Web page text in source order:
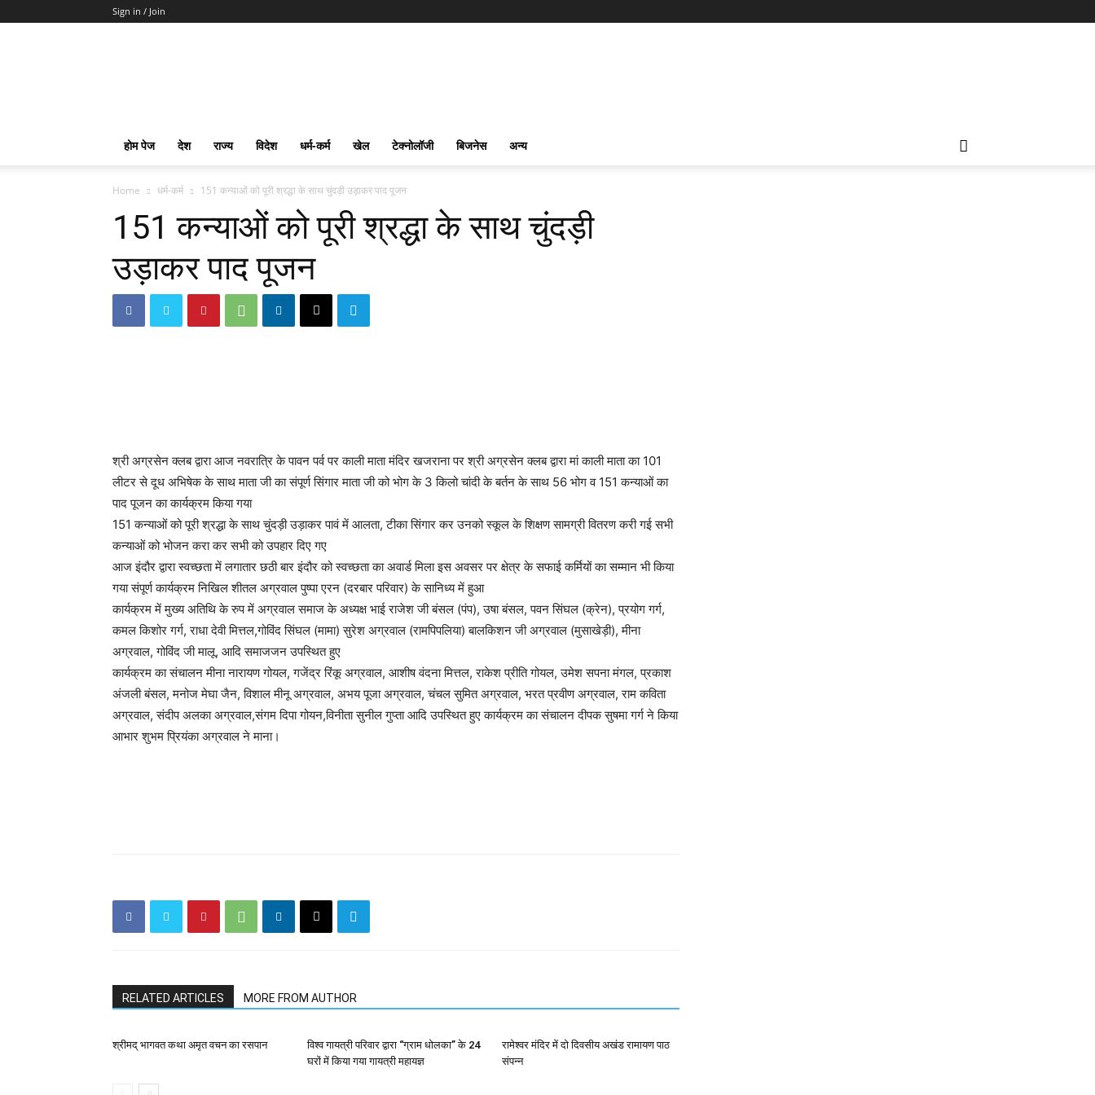
Sign in / Join
Toto
Slot
होम पेज देश राज्य विदेश धर्म-कर्म खेल टेक्नोलॉजी बिजनेस अन्य
Home धर्म-कर्म 151 कन्याओं को पूरी श्रद्धा के साथ चुंदड़ी उड़ाकर पाद पूजन
151 कन्याओं को पूरी श्रद्धा के साथ चुंदड़ी
उड़ाकर पाद पूजन
श्री अग्रसेन क्लब द्वारा आज नवरात्रि के पावन पर्व पर काली माता मंदिर खजराना पर श्री अग्रसेन क्लब द्वारा मां काली माता का 101
लीटर से दूध अभिषेक के साथ माता जी का संपूर्ण सिंगार माता जी को भोग के 3 किलो चांदी के बर्तन के साथ 56 भोग व 151 कन्याओं का
पाद पूजन का कार्यक्रम किया गया
151 कन्याओं को पूरी श्रद्धा के साथ चुंदड़ी उड़ाकर पावं में आलता, टीका सिंगार कर उनको स्कूल के शिक्षण सामग्री वितरण करी गई सभी
कन्याओं को भोजन करा कर सभी को उपहार दिए गए
आज इंदौर द्वारा स्वच्छता में लगातार छठी बार इंदौर को स्वच्छता का अवार्ड मिला इस अवसर पर क्षेत्र के सफाई कर्मियों का सम्मान भी किया
गया संपूर्ण कार्यक्रम निखिल शीतल अग्रवाल पुष्पा एरन (दरबार परिवार) के सानिध्य में हुआ
कार्यक्रम में मुख्य अतिथि के रुप में अग्रवाल समाज के अध्यक्ष भाई राजेश जी बंसल (पंप), उषा बंसल, पवन सिंघल (क्रेन), प्रयोग गर्ग,
कमल किशोर गर्ग, राधा देवी मित्तल,गोविंद सिंघल (मामा) सुरेश अग्रवाल (रामपिपलिया) बालकिशन जी अग्रवाल (मुसाखेड़ी), मीना
अग्रवाल, गोविंद जी मालू, आदि समाजजन उपस्थित हुए
कार्यक्रम का संचालन मीना नारायण गोयल, गजेंद्र रिंकू अग्रवाल, आशीष वंदना मित्तल, राकेश प्रीति गोयल, उमेश सपना मंगल, प्रकाश
अंजली बंसल, मनोज मेघा जैन, विशाल मीनू अग्रवाल, अभय पूजा अग्रवाल, चंचल सुमित अग्रवाल, भरत प्रवीण अग्रवाल, राम कविता
अग्रवाल, संदीप अलका अग्रवाल,संगम दिपा गोयन,विनीता सुनील गुप्ता आदि उपस्थित हुए कार्यक्रम का संचालन दीपक सुषमा गर्ग ने किया
आभार शुभम प्रियंका अग्रवाल ने माना।
RELATED ARTICLES MORE FROM AUTHOR
श्रीमद् भागवत कथा अमृत वचन का रसपान
विश्व गायत्री परिवार द्वारा “ग्राम धोलका” के 24
घरों में किया गया गायत्री महायज्ञ
रामेश्वर मंदिर में दो दिवसीय अखंड रामायण पाठ
संपन्न